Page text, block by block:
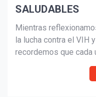
SALUDABLES
Mientras
la lucha contra el VIH
recordemos que cada
crucial en la